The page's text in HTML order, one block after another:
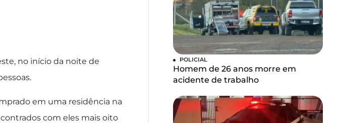
no início da noite de
em uma residência na
com eles mais oito
POLICIAL
Homem de 26 anos morre em
acidente de trabalho